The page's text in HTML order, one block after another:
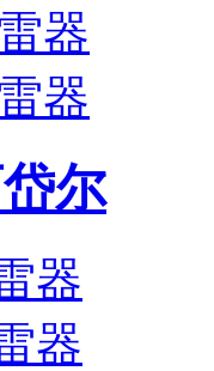
器
器
尔
器
器